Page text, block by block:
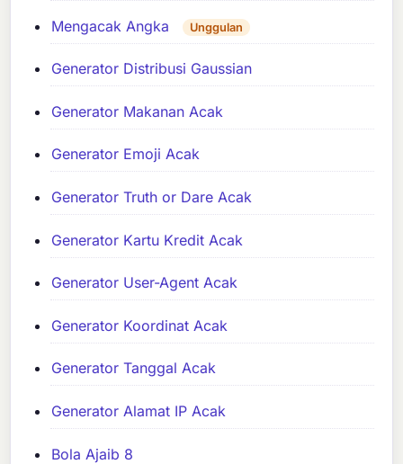
Mengacak Angka Unggulan
Generator Distribusi Gaussian
Generator Makanan Acak
Generator Emoji Acak
Generator Truth or Dare Acak
Generator Kartu Kredit Acak
Generator User-Agent Acak
Generator Koordinat Acak
Generator Tanggal Acak
Generator Alamat IP Acak
Bola Ajaib 8